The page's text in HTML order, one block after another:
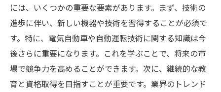
には、いくつかの重要な要素があります。まず、技術の
進歩に伴い、新しい機器や技術を習得することが必須で
す。特に、電気自動車や自動運転技術に関する知識は今
後さらに重要になります。これを学ぶことで、将来の市
場で競争力を高めることができます。次に、継続的な教
育と資格取得を目指すことが重要です。業界のトレンド